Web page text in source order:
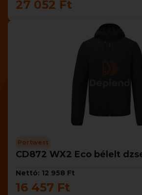
27 052 Ft
Portwest
CD872 WX2 Eco bélelt
Nettó: 12 958 Ft
16 457 Ft